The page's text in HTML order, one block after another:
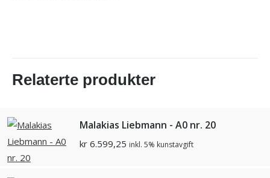
Relaterte produkter
Malakias Liebmann - A0 nr. 20
kr 6.599,25 inkl. 5% kunstavgift